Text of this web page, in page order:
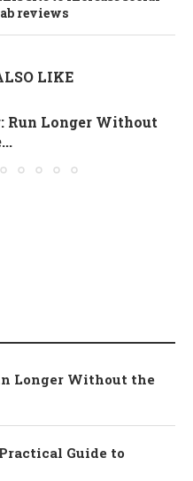
reviews
LIKE
Run Longer Without
Longer Without the
Guide to